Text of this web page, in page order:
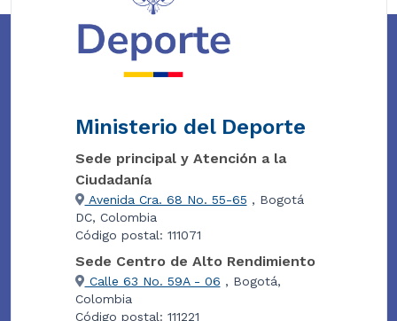
Ministerio del Deporte
Sede principal y Atención a la
Ciudadanía
Avenida Cra. 68 No. 55-65 , Bogotá
DC, Colombia
Código postal: 111071
Sede Centro de Alto Rendimiento
Calle 63 No. 59A - 06 , Bogotá,
Colombia
Código postal: 111221